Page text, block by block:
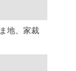
地、家裁